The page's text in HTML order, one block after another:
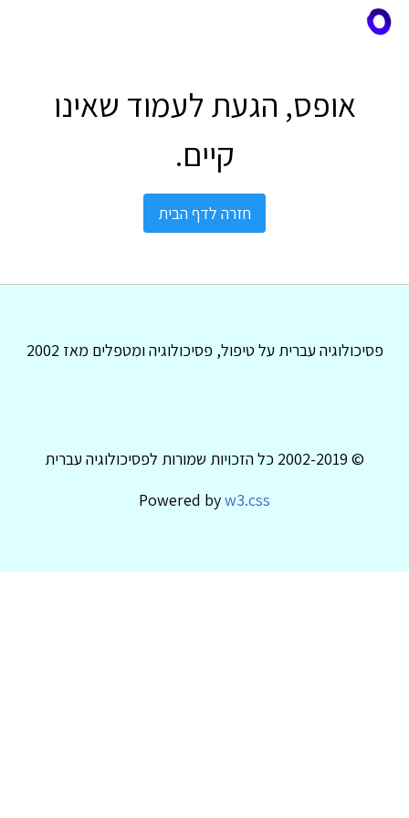
אופס, הגעת לעמוד שאינו
קיים.
חזרה לדף הבית
פסיכולוגיה עברית על טיפול, פסיכולוגיה ומטפלים מאז 2002
© 2002-2019 כל הזכויות שמורות לפסיכולוגיה עברית
Powered byw3.css